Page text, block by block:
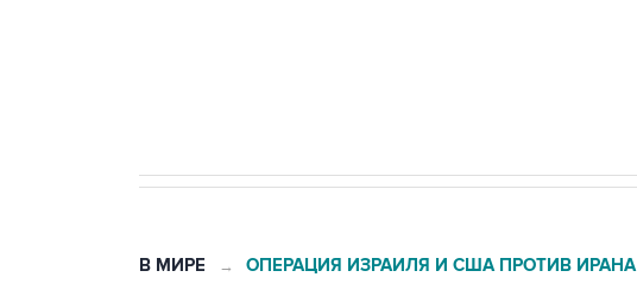
В МИРЕ → ОПЕРАЦИЯ ИЗРАИЛЯ И США ПРОТИВ ИРАНА